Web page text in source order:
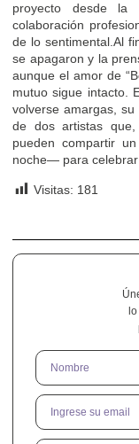
proyecto desde la
colaboración
de lo sentimental.Al
se apagaron y la
aunque el amor de
mutuo sigue intacto.
volverse amargas,
de dos artistas
pueden compartir
noche— para
Visitas: 181